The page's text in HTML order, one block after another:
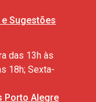
Sugestões
das 13h às
18h; Sexta-
Porto Alegre